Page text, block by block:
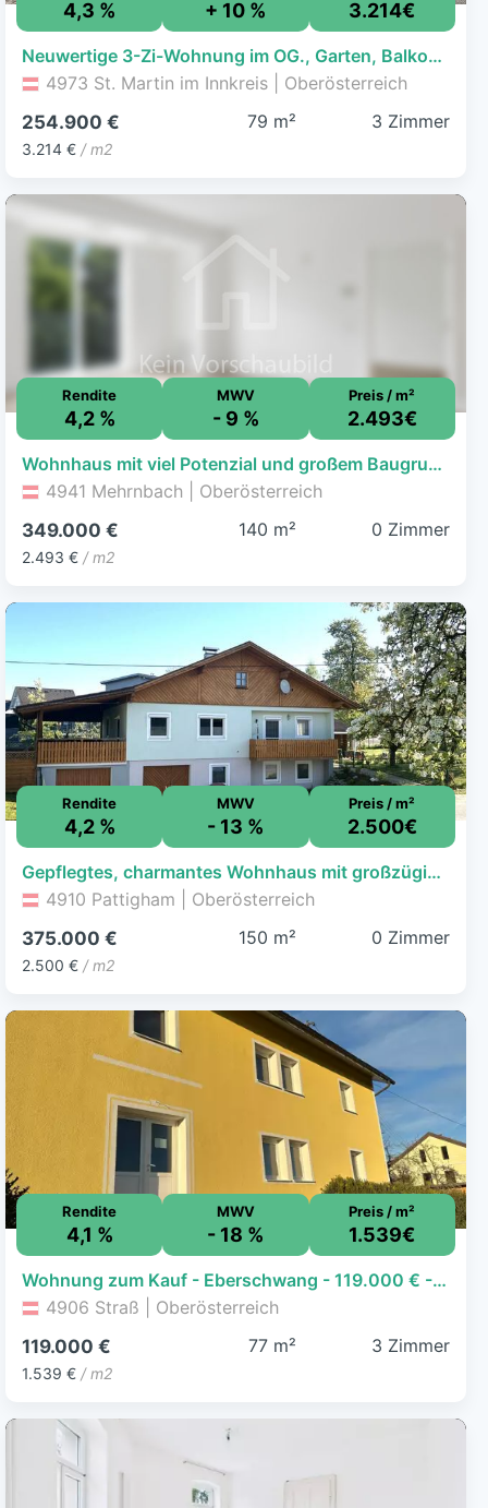
4,3 % + 10 % 3.214€
Neuwertige 3-Zi-Wohnung im OG., Garten, Balkon, Caport,79m², €254.900
4973 St. Martin im Innkreis | Oberösterreich
254.900 €
3.214 € / m2
79 m² 3 Zimmer
Rendite
4,2 %
MWV
- 9 %
Preis / m²
2.493€
Wohnhaus mit viel Potenzial und großem Baugrundstück in Stadtnähe von Ried im Innkreis
4941 Mehrnbach | Oberösterreich
349.000 €
2.493 € / m2
140 m² 0 Zimmer
Rendite
4,2 %
MWV
- 13 %
Preis / m²
2.500€
Gepflegtes, charmantes Wohnhaus mit großzügigem Garten
4910 Pattigham | Oberösterreich
375.000 €
2.500 € / m2
150 m² 0 Zimmer
Rendite
4,1 %
MWV
- 18 %
Preis / m²
1.539€
Wohnung zum Kauf - Eberschwang - 119.000 € - 3 Zimmer, 77,3 m², EG, frei ab sofort
4906 Straß | Oberösterreich
119.000 €
1.539 € / m2
77 m² 3 Zimmer